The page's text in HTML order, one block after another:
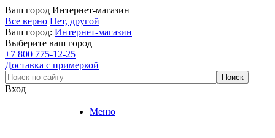
Ваш город Интернет-магазин
Все верно Нет, другой
Ваш город: Интернет-магазин
Выберите ваш город
+7 800 775-12-25
Доставка с примеркой
Вход
Меню